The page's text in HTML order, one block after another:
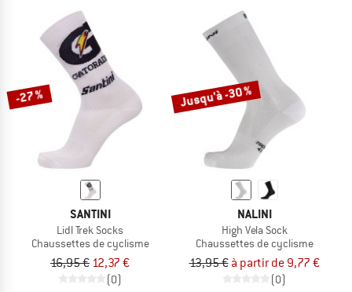
-27 %
SANTINI
Lidl Trek Socks
Chaussettes de cyclisme
16,95 € 12,37 €
(0)
Jusqu'à -30 %
NALINI
High Vela Sock
Chaussettes de cyclisme
13,95 € à partir de 9,77 €
(0)